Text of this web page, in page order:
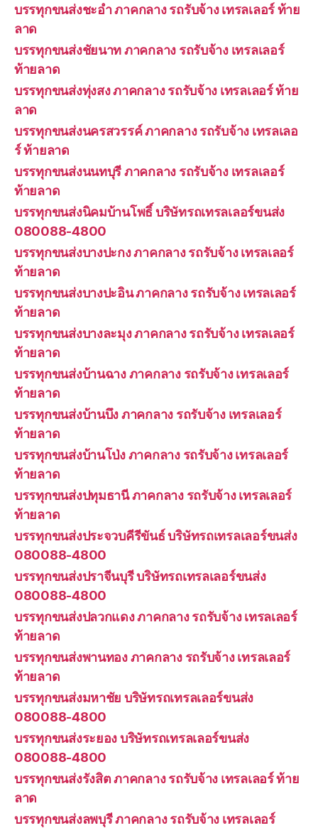
บรรทุกขนส่งชะอำ ภาคกลาง รถรับจ้าง เทรลเลอร์ ท้าย
ลาด
บรรทุกขนส่งชัยนาท ภาคกลาง รถรับจ้าง เทรลเลอร์
ท้ายลาด
บรรทุกขนส่งทุ่งสง ภาคกลาง รถรับจ้าง เทรลเลอร์ ท้าย
ลาด
บรรทุกขนส่งนครสวรรค์ ภาคกลาง รถรับจ้าง เทรลเลอ
ร์ ท้ายลาด
บรรทุกขนส่งนนทบุรี ภาคกลาง รถรับจ้าง เทรลเลอร์
ท้ายลาด
บรรทุกขนส่งนิคมบ้านโพธิ์ บริษัทรถเทรลเลอร์ขนส่ง
080088-4800
บรรทุกขนส่งบางปะกง ภาคกลาง รถรับจ้าง เทรลเลอร์
ท้ายลาด
บรรทุกขนส่งบางปะอิน ภาคกลาง รถรับจ้าง เทรลเลอร์
ท้ายลาด
บรรทุกขนส่งบางละมุง ภาคกลาง รถรับจ้าง เทรลเลอร์
ท้ายลาด
บรรทุกขนส่งบ้านฉาง ภาคกลาง รถรับจ้าง เทรลเลอร์
ท้ายลาด
บรรทุกขนส่งบ้านบึง ภาคกลาง รถรับจ้าง เทรลเลอร์
ท้ายลาด
บรรทุกขนส่งบ้านโป่ง ภาคกลาง รถรับจ้าง เทรลเลอร์
ท้ายลาด
บรรทุกขนส่งปทุมธานี ภาคกลาง รถรับจ้าง เทรลเลอร์
ท้ายลาด
บรรทุกขนส่งประจวบคีรีขันธ์ บริษัทรถเทรลเลอร์ขนส่ง
080088-4800
บรรทุกขนส่งปราจีนบุรี บริษัทรถเทรลเลอร์ขนส่ง
080088-4800
บรรทุกขนส่งปลวกแดง ภาคกลาง รถรับจ้าง เทรลเลอร์
ท้ายลาด
บรรทุกขนส่งพานทอง ภาคกลาง รถรับจ้าง เทรลเลอร์
ท้ายลาด
บรรทุกขนส่งมหาชัย บริษัทรถเทรลเลอร์ขนส่ง
080088-4800
บรรทุกขนส่งระยอง บริษัทรถเทรลเลอร์ขนส่ง
080088-4800
บรรทุกขนส่งรังสิต ภาคกลาง รถรับจ้าง เทรลเลอร์ ท้าย
ลาด
บรรทุกขนส่งลพบุรี ภาคกลาง รถรับจ้าง เทรลเลอร์